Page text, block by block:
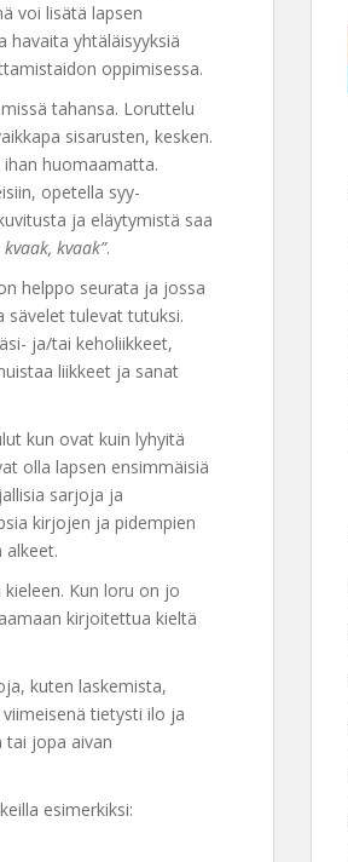
voi lisätä lapsen
havaita yhtäläisyyksiä
oppimisessa.
tahansa. Loruttelu
sisarusten, kesken.
huomaamatta.
opetella syy-
ja eläytymistä saa
kvaak”.
helppo seurata ja jossa
sävelet tulevat tutuksi.
ja/tai keholiikkeet,
liikkeet ja sanat
kun ovat kuin lyhyitä
olla lapsen ensimmäisiä
sarjoja ja
kirjojen ja pidempien
Kun loru on jo
kirjoitettua kieltä
kuten laskemista,
tietysti ilo ja
tai jopa aivan
esimerkiksi: